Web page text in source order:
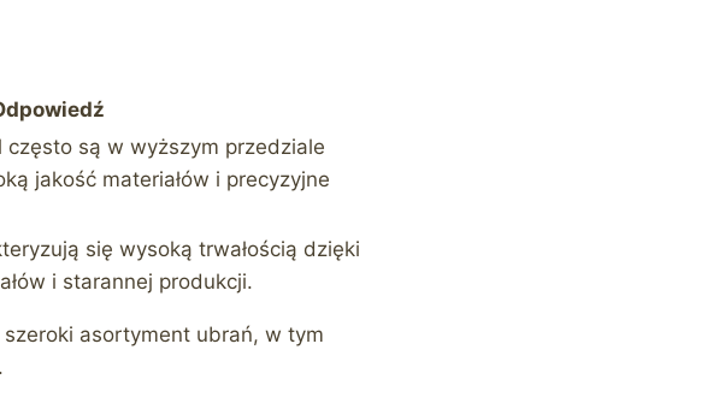
są w wyższym przedziale
jakość materiałów i precyzyjne
się wysoką trwałością dzięki
i starannej produkcji.
asortyment ubrań, w tym